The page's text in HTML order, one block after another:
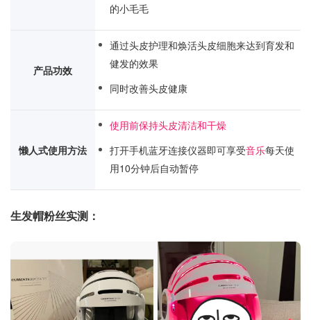
的小毛毛
产品功效
通过头皮护理和焕活头皮细胞来达到育发和
健发的效果
同时改善头皮健康
懒人式使用方法
使用前保持头皮清洁和干燥
打开手机蓝牙连接仪器即可享受音乐每天使
用10分钟后自动暂停
生发帽粉丝实测：